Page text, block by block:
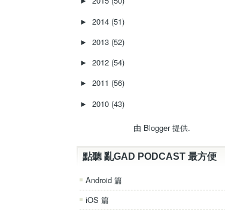
► 2014 (51)
► 2013 (52)
► 2012 (54)
► 2011 (56)
► 2010 (43)
由 Blogger提供.
點聽 亂GAD PODCAST 最方便
Android 篇
iOS 篇